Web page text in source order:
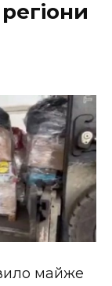
майже